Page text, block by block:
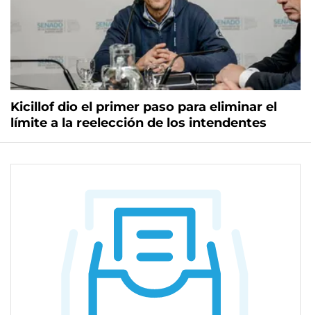
Kicillof dio el primer paso para eliminar el
límite a la reelección de los intendentes